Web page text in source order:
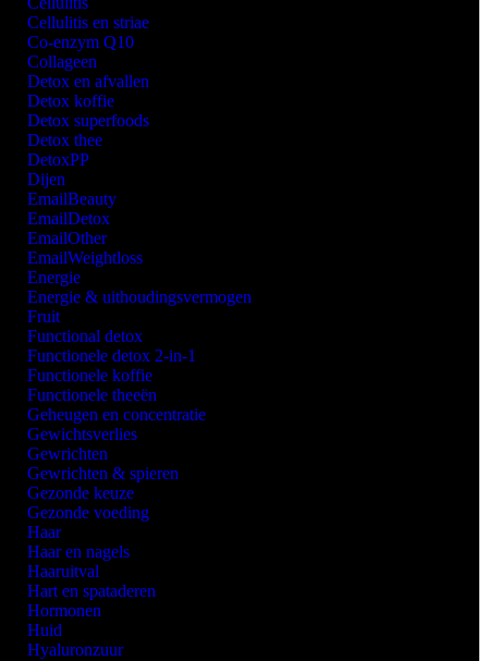
Cellulitis en striae
Co-enzym Q10
Collageen
Detox en afvallen
Detox koffie
Detox superfoods
Detox thee
DetoxPP
Dijen
EmailBeauty
EmailDetox
EmailOther
EmailWeightloss
Energie
Energie & uithoudingsvermogen
Fruit
Functional detox
Functionele detox 2-in-1
Functionele koffie
Functionele theeën
Geheugen en concentratie
Gewichtsverlies
Gewrichten
Gewrichten & spieren
Gezonde keuze
Gezonde voeding
Haar
Haar en nagels
Haaruitval
Hart en spataderen
Hormonen
Huid
Hyaluronzuur